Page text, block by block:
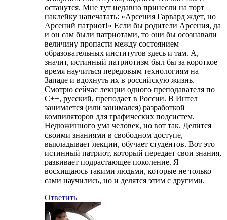
останутся. Мне тут недавно принесли на торт
наклейку напечатать: «Арсения Гарвард ждет, но
Арсений патриот!» Если бы родители Арсения, да
и он сам были патриотами, то они бы осознавали
величину пропасти между состоянием
образовательных институтов здесь и там. А,
значит, истинный патриотизм был бы за короткое
время научиться передовым технологиям на
Западе и вдохнуть их в российскую жизнь.
Смотрю сейчас лекции одного преподавателя по
C++, русский, преподает в России. В Интел
занимается (или занимался) разработкой
компиляторов для графических подсистем.
Недюжинного ума человек, но вот так. Делится
своими знаниями в свободном доступе,
выкладывает лекции, обучает студентов. Вот это
истинный патриот, который передает свои знания,
развивает подрастающее поколение. Я
восхищаюсь такими людьми, которые не только
сами научились, но и делятся этим с другими.
Ответить